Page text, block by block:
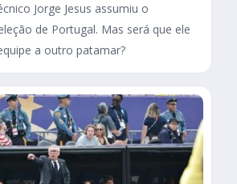
Jorge Jesus assumiu o
de Portugal. Mas será que ele
a outro patamar?